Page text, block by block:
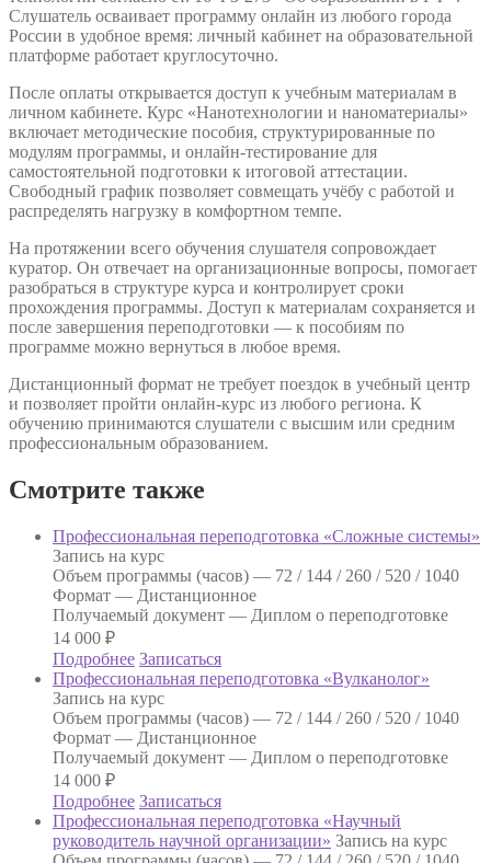
Слушатель осваивает программу онлайн из любого города
России в удобное время: личный кабинет на образовательной
платформе работает круглосуточно.
После оплаты открывается доступ к учебным материалам в
личном кабинете. Курс «Нанотехнологии и наноматериалы»
включает методические пособия, структурированные по
модулям программы, и онлайн-тестирование для
самостоятельной подготовки к итоговой аттестации.
Свободный график позволяет совмещать учёбу с работой и
распределять нагрузку в комфортном темпе.
На протяжении всего обучения слушателя сопровождает
куратор. Он отвечает на организационные вопросы, помогает
разобраться в структуре курса и контролирует сроки
прохождения программы. Доступ к материалам сохраняется и
после завершения переподготовки — к пособиям по
программе можно вернуться в любое время.
Дистанционный формат не требует поездок в учебный центр
и позволяет пройти онлайн-курс из любого региона. К
обучению принимаются слушатели с высшим или средним
профессиональным образованием.
Смотрите также
Профессиональная переподготовка «Сложные системы»
Запись на курс
Объем программы (часов) — 72 / 144 / 260 / 520 / 1040
Формат — Дистанционное
Получаемый документ — Диплом о переподготовке
14 000 ₽
Подробнее Записаться
Профессиональная переподготовка «Вулканолог»
Запись на курс
Объем программы (часов) — 72 / 144 / 260 / 520 / 1040
Формат — Дистанционное
Получаемый документ — Диплом о переподготовке
14 000 ₽
Подробнее Записаться
Профессиональная переподготовка «Научный
руководитель научной организации» Запись на курс